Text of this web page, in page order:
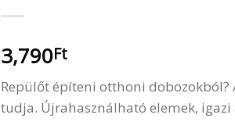
3,790Ft
Repülőt építeni otthoni dobozokból?
tudja. Újrahasználható elemek,